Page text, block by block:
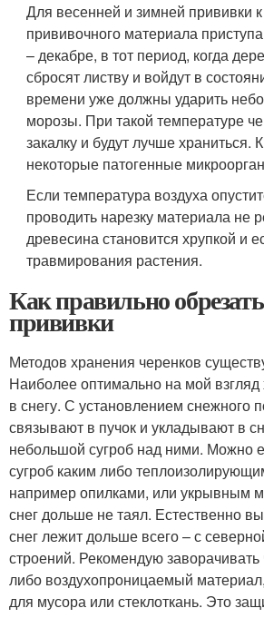
Для весенней и зимней прививки к
прививочного материала
– декабре, в тот период, когда
сбросят листву и войдут в
времени уже должны ударить
морозы. При такой температуре
закалку и будут лучше храниться.
некоторые патогенные
Если температура воздуха
проводить нарезку материала не
древесина становится хрупкой и
травмирования растения.
Как правильно
прививки
Методов хранения черенков
Наиболее оптимально на мой взгляд
в снегу. С установлением снежного
связывают в пучок и укладывают в
небольшой сугроб над ними. Можно
сугроб каким либо
например опилками, или укрывным
снег дольше не таял. Естественно
снег лежит дольше всего – с
строений. Рекомендую заворачивать
либо воздухопроницаемый
для мусора или стеклоткань. Это